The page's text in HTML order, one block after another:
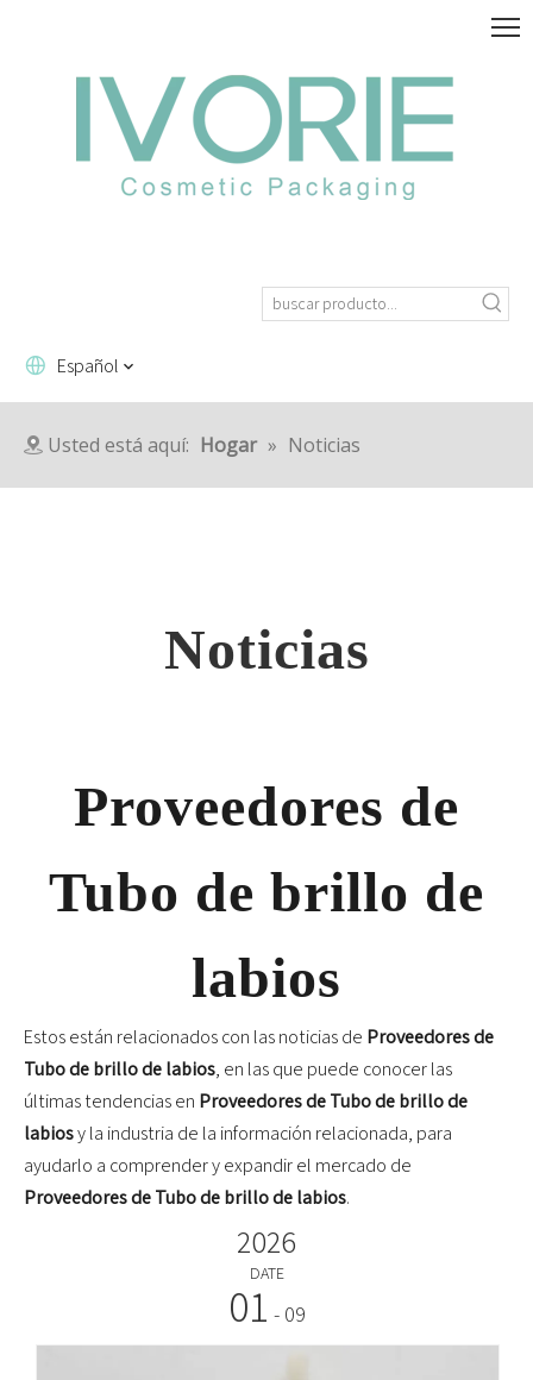
Español
Usted está aquí: Hogar » Noticias
Noticias
Proveedores de
Tubo de brillo de
labios
Estos están relacionados con las noticias de Proveedores de
Tubo de brillo de labios, en las que puede conocer las
últimas tendencias en Proveedores de Tubo de brillo de
labiosy la industria de la información relacionada, para
ayudarlo a comprender y expandir el mercado de
Proveedores de Tubo de brillo de labios.
2026
DATE
01 - 09